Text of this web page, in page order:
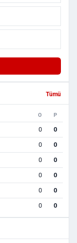
Tümü
O P
0 0
0 0
0 0
0 0
0 0
0 0